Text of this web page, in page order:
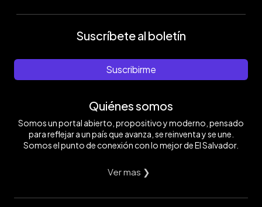
Suscríbete al boletín
Suscribirme
Quiénes somos
Somos un portal abierto, propositivo y moderno, pensado
para reflejar a un país que avanza, se reinventa y se une.
Somos el punto de conexión con lo mejor de El Salvador.
Ver mas ❯